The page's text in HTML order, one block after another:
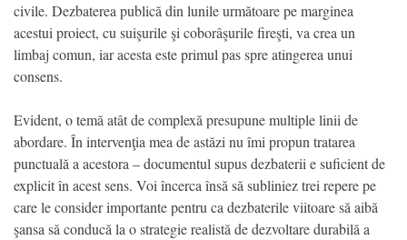
civile. Dezbaterea publică din lunile următoare pe marginea
acestui proiect, cu suişurile şi coborâşurile fireşti, va crea un
limbaj comun, iar acesta este primul pas spre atingerea unui
consens.
Evident, o temă atât de complexă presupune multiple linii de
abordare. În intervenţia mea de astăzi nu îmi propun tratarea
punctuală a acestora – documentul supus dezbaterii e suficient de
explicit în acest sens. Voi încerca însă să subliniez trei repere pe
care le consider importante pentru ca dezbaterile viitoare să aibă
şansa să conducă la o strategie realistă de dezvoltare durabilă a